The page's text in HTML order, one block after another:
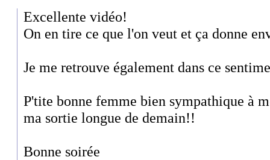
Excellente vidéo!
On en tire ce que l'on veut et ça donne
Je me retrouve également dans ce
P'tite bonne femme bien sympathique à
ma sortie longue de demain!!
Bonne soirée